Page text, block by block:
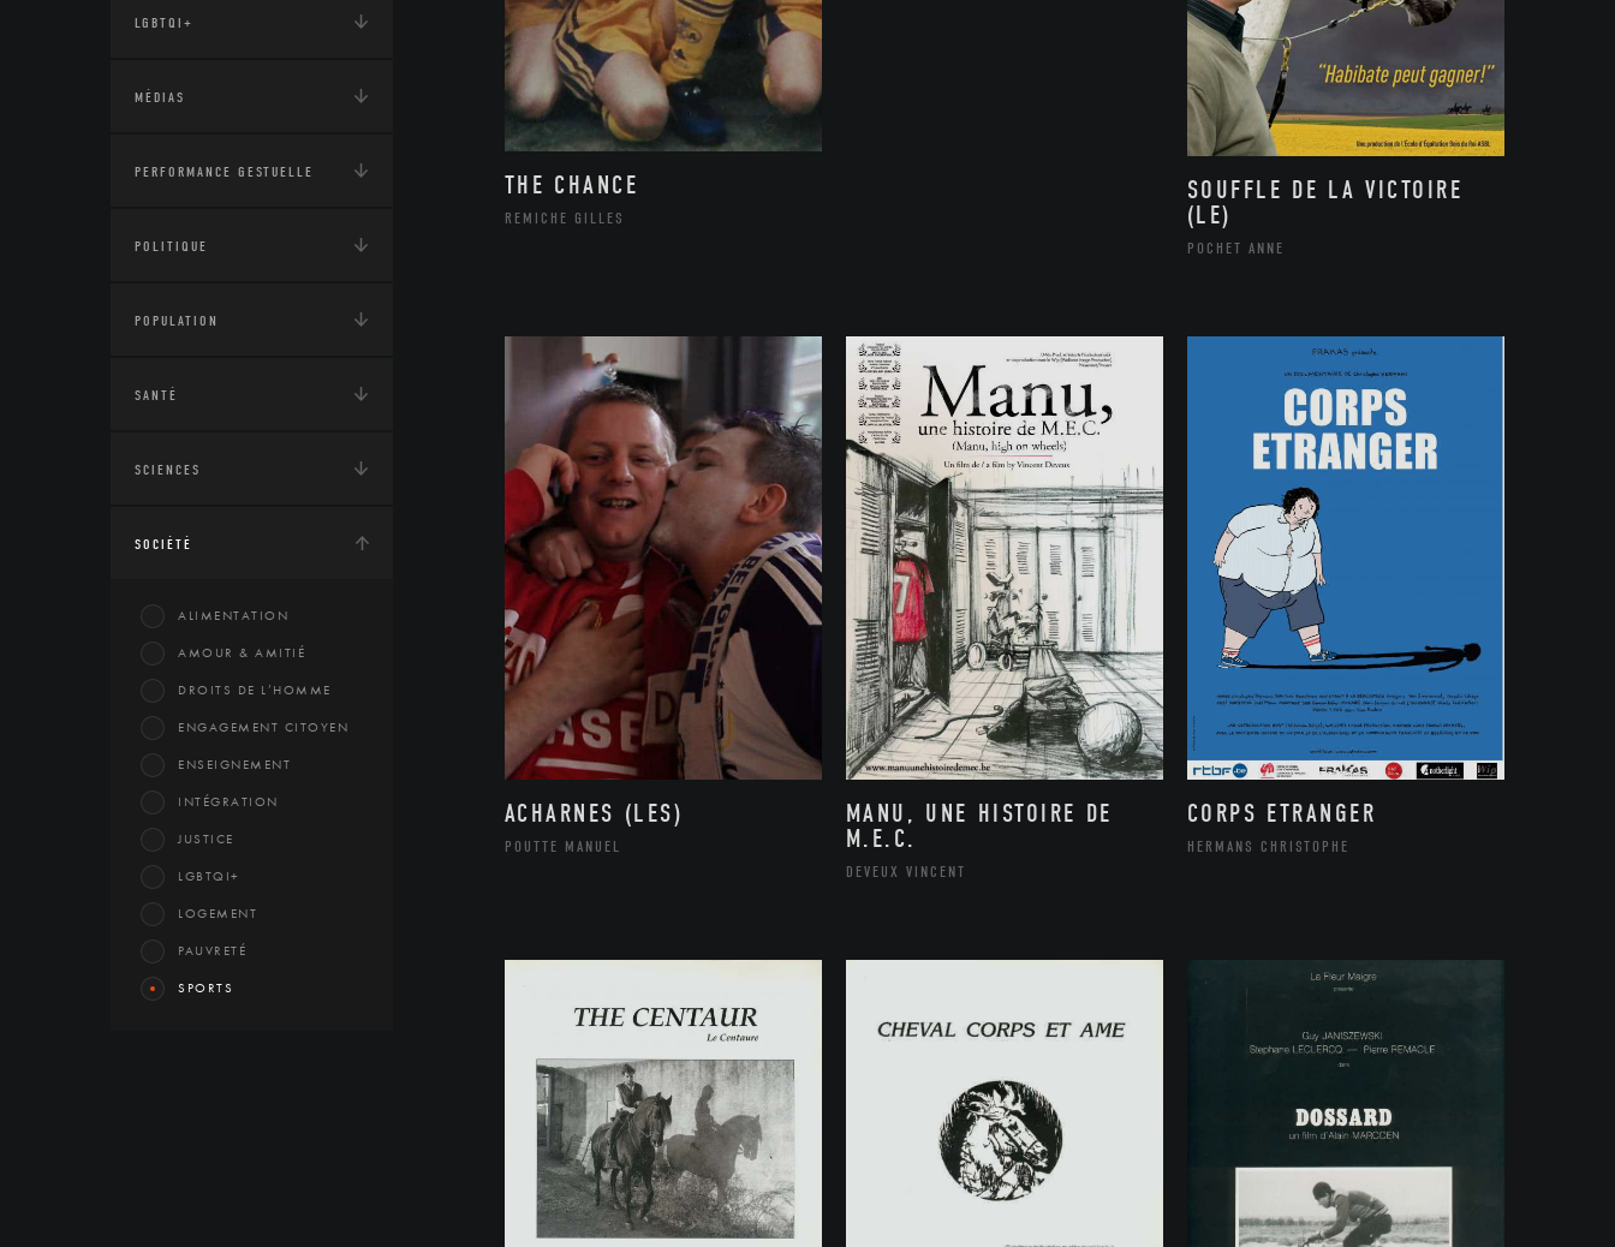
LGBTQI+
MÉDIAS
PERFORMANCE GESTUELLE
POLITIQUE
POPULATION
SANTÉ
SCIENCES
SOCIÉTÉ
ALIMENTATION
AMOUR & AMITIÉ
DROITS DE L’HOMME
ENGAGEMENT CITOYEN
ENSEIGNEMENT
INTÉGRATION
JUSTICE
LGBTQI+
LOGEMENT
PAUVRETÉ
SPORTS
THE CHANCE
REMICHE GILLES
SOUFFLE DE LA VICTOIRE
(LE)
POCHET ANNE
ACHARNES (LES)
POUTTE MANUEL
MANU, UNE HISTOIRE DE
M.E.C.
DEVEUX VINCENT
CORPS ETRANGER
HERMANS CHRISTOPHE